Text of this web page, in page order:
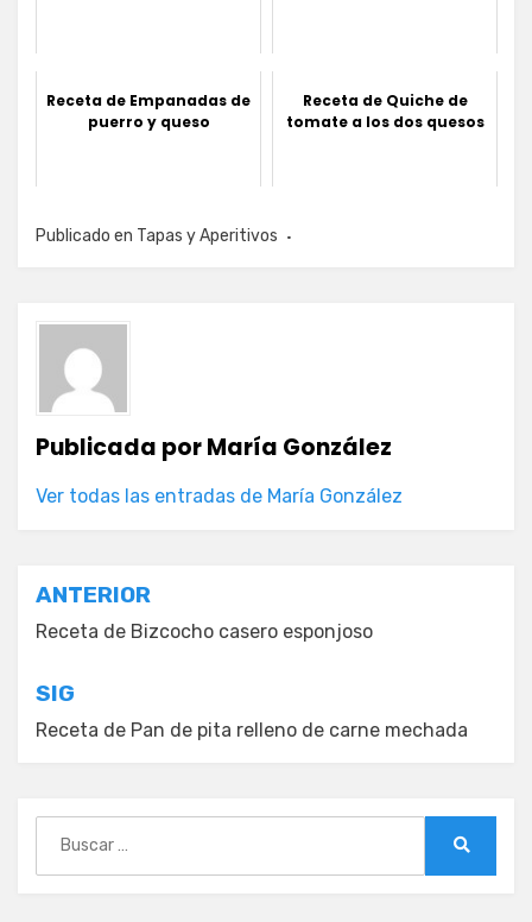
Receta de Empanadas de
puerro y queso
Receta de Quiche de
tomate a los dos quesos
Publicado en Tapas y Aperitivos
Publicada porMaría González
Ver todas las entradas de María González
Navegación
de
entradas
ANTERIOR
Receta de Bizcocho casero esponjoso
SIG
Receta de Pan de pita relleno de carne mechada